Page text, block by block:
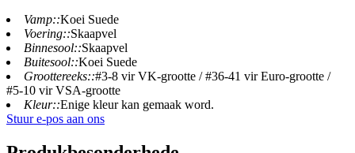
Vamp::Koei Suede
Voering::Skaapvel
Binnesool::Skaapvel
Buitesool::Koei Suede
Groottereeks::#3-8 vir VK-grootte / #36-41 vir Euro-grootte /
#5-10 vir VSA-grootte
Kleur::Enige kleur kan gemaak word.
Stuur e-pos aan ons